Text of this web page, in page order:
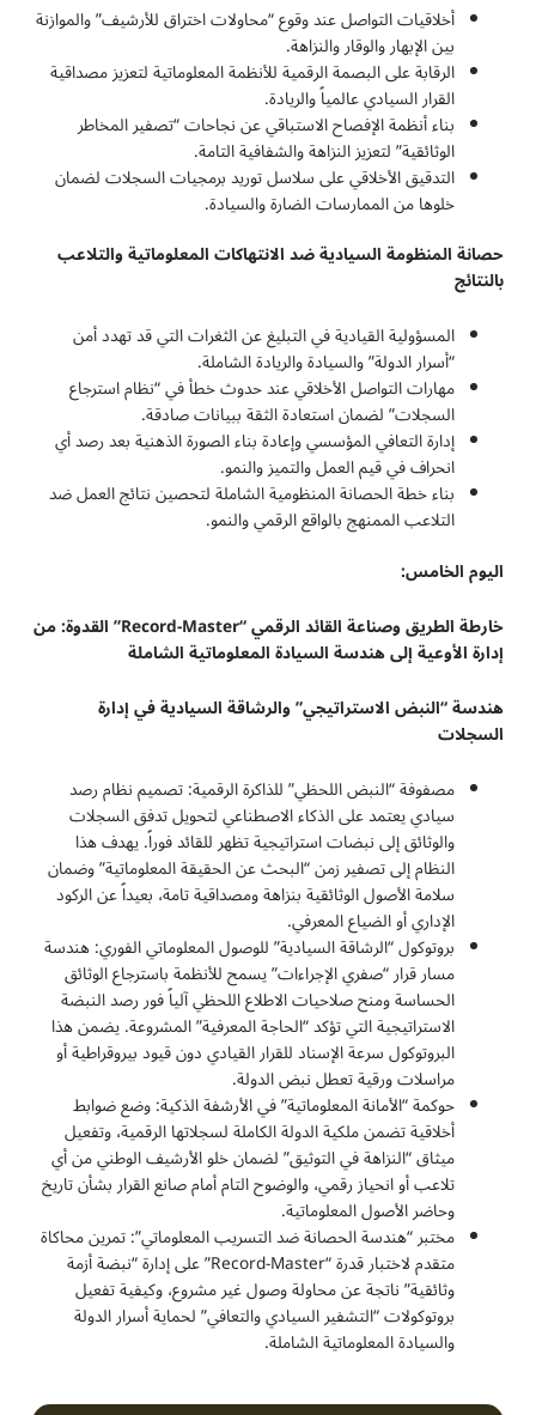
أخلاقيات التواصل عند وقوع “محاولات اختراق للأرشيف” والموازنة
بين الإبهار والوقار والنزاهة.
الرقابة على البصمة الرقمية للأنظمة المعلوماتية لتعزيز مصداقية
القرار السيادي عالمياً والريادة.
بناء أنظمة الإفصاح الاستباقي عن نجاحات “تصفير المخاطر
الوثائقية” لتعزيز النزاهة والشفافية التامة.
التدقيق الأخلاقي على سلاسل توريد برمجيات السجلات لضمان
خلوها من الممارسات الضارة والسيادة.
حصانة المنظومة السيادية ضد الانتهاكات المعلوماتية والتلاعب
بالنتائج
المسؤولية القيادية في التبليغ عن الثغرات التي قد تهدد أمن
“أسرار الدولة” والسيادة والريادة الشاملة.
مهارات التواصل الأخلاقي عند حدوث خطأ في “نظام استرجاع
السجلات” لضمان استعادة الثقة ببيانات صادقة.
إدارة التعافي المؤسسي وإعادة بناء الصورة الذهنية بعد رصد أي
انحراف في قيم العمل والتميز والنمو.
بناء خطة الحصانة المنظومية الشاملة لتحصين نتائج العمل ضد
التلاعب الممنهج بالواقع الرقمي والنمو.
اليوم الخامس:
خارطة الطريق وصناعة القائد الرقمي“Record-Master” القدوة: من
إدارة الأوعية إلى هندسة السيادة المعلوماتية الشاملة
هندسة “النبض الاستراتيجي” والرشاقة السيادية في إدارة
السجلات
مصفوفة “النبض اللحظي” للذاكرة الرقمية: تصميم نظام رصد
سيادي يعتمد على الذكاء الاصطناعي لتحويل تدفق السجلات
والوثائق إلى نبضات استراتيجية تظهر للقائد فوراً. يهدف هذا
النظام إلى تصفير زمن “البحث عن الحقيقة المعلوماتية” وضمان
سلامة الأصول الوثائقية بنزاهة ومصداقية تامة، بعيداً عن الركود
الإداري أو الضياع المعرفي.
بروتوكول “الرشاقة السيادية” للوصول المعلوماتي الفوري: هندسة
مسار قرار “صفري الإجراءات” يسمح للأنظمة باسترجاع الوثائق
الحساسة ومنح صلاحيات الاطلاع اللحظي آلياً فور رصد النبضة
الاستراتيجية التي تؤكد “الحاجة المعرفية” المشروعة. يضمن هذا
البروتوكول سرعة الإسناد للقرار القيادي دون قيود بيروقراطية أو
مراسلات ورقية تعطل نبض الدولة.
حوكمة “الأمانة المعلوماتية” في الأرشفة الذكية: وضع ضوابط
أخلاقية تضمن ملكية الدولة الكاملة لسجلاتها الرقمية، وتفعيل
ميثاق “النزاهة في التوثيق” لضمان خلو الأرشيف الوطني من أي
تلاعب أو انحياز رقمي، والوضوح التام أمام صانع القرار بشأن تاريخ
وحاضر الأصول المعلوماتية.
مختبر “هندسة الحصانة ضد التسريب المعلوماتي”: تمرين محاكاة
متقدم لاختبار قدرة “Record-Master” على إدارة “نبضة أزمة
وثائقية” ناتجة عن محاولة وصول غير مشروع، وكيفية تفعيل
بروتوكولات “التشفير السيادي والتعافي” لحماية أسرار الدولة
والسيادة المعلوماتية الشاملة.